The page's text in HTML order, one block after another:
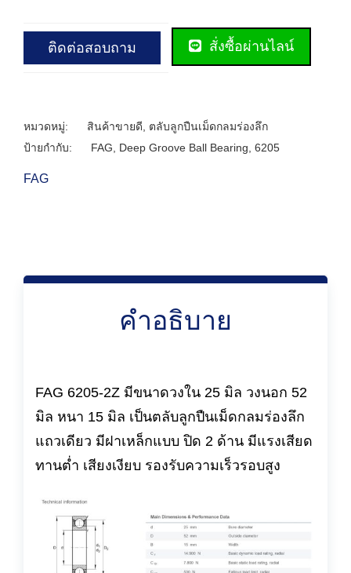
ติดต่อสอบถาม สั่งซื้อผ่านไลน์
หมวดหมู่: สินค้าขายดี
ตลับลูกปืนเม็ดกลมร่องลึก
ป้ายกำกับ:
FAG Deep Groove Ball Bearing 6205
FAG
คำอธิบาย
FAG 6205-2Z มีขนาดวงใน 25 มิล วงนอก 52
มิล หนา 15 มิล เป็นตลับลูกปืนเม็ดกลมร่องลึก
แถวเดียว มีฝาเหล็กแบบ ปิด 2 ด้าน มีแรงเสียด
ทานต่ำ เสียงเงียบ รองรับความเร็วรอบสูง